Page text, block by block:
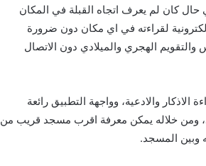
حال كان لم يعرف اتجاه القبلة في المكان
لقراءته في اي مكان دون ضرورة
والتقويم الهجري والميلادي دون الاتصال
والادعية، وواجهة التطبيق رائعة
ومن خلاله يمكن معرفة اقرب مسجد قريب من
وبين المسجد.